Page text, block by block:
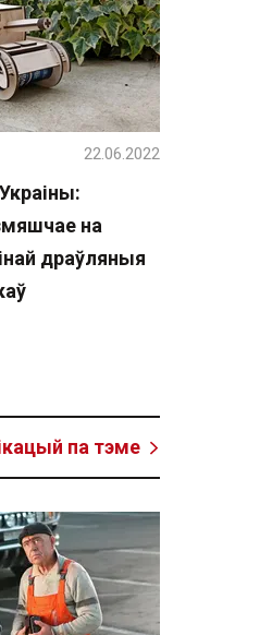
на
драўляныя
22.06.2022
па тэме